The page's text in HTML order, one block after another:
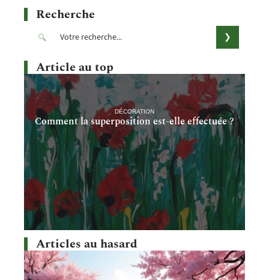
Recherche
Article au top
DÉCORATION
Comment la superposition est-elle effectuée ?
Articles au hasard